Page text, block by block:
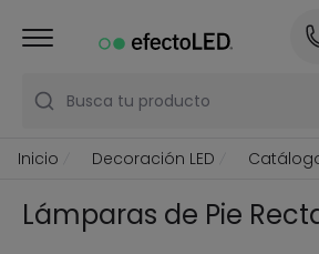
Busca tu producto
Inicio Decoración LED
Lámparas de Pie